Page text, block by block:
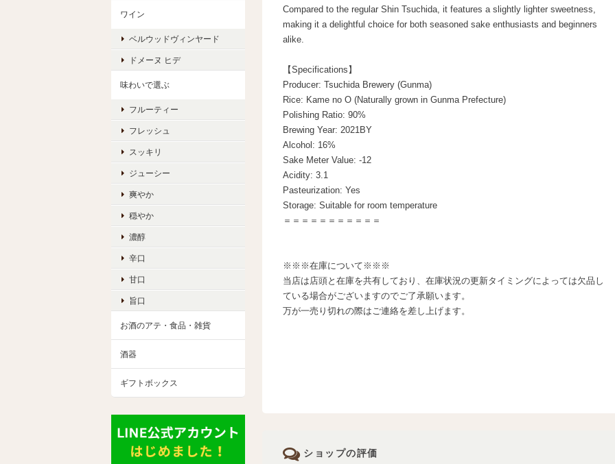
Compared to the regular Shin Tsuchida, it features a slightly lighter sweetness,
making it a delightful choice for both seasoned sake enthusiasts and beginners
alike.
【Specifications】
Producer: Tsuchida Brewery (Gunma)
Rice: Kame no O (Naturally grown in Gunma Prefecture)
Polishing Ratio: 90%
Brewing Year: 2021BY
Alcohol: 16%
Sake Meter Value: -12
Acidity: 3.1
Pasteurization: Yes
Storage: Suitable for room temperature
＝＝＝＝＝＝＝＝＝＝＝
※※※在庫について※※※
当店は店頭と在庫を共有しており、在庫状況の更新タイミングによっては欠品し
ている場合がございますのでご了承願います。
万が一売り切れの際はご連絡を差し上げます。
ショップの評価
ワイン
ベルウッドヴィンヤード
ドメーヌ ヒデ
味わいで選ぶ
フルーティー
フレッシュ
スッキリ
ジューシー
爽やか
穏やか
濃醇
辛口
甘口
旨口
お酒のアテ・食品・雑貨
酒器
ギフトボックス